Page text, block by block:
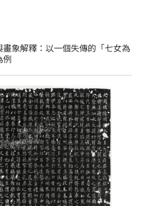
象解釋：以一個失傳的「七女為
例